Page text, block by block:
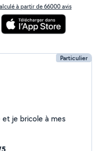
à partir de 66000 avis
Particulier
je bricole à mes